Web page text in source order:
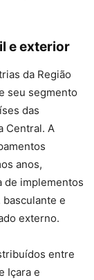
e exterior
da Região
seu segmento
das
Central. A
anos,
de implementos
e
externo.
entre
Içara e